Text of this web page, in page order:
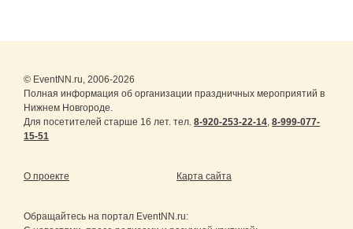
© EventNN.ru, 2006-2026
Полная информация об организации праздничных мероприятий в
Нижнем Новгороде.
Для посетителей старше 16 лет. тел. 8-920-253-22-14, 8-999-077-
15-51
О проекте Карта сайта
Обращайтесь на портал EventNN.ru: